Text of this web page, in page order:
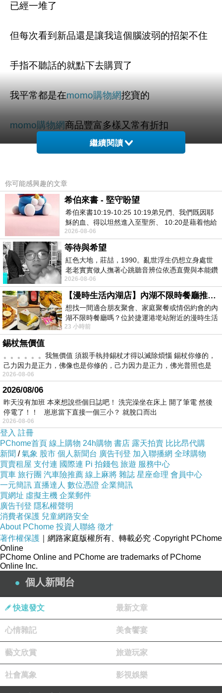
已經一堆了
但每次看到新品還是讓我這個腦波弱的招架不住
手指不聽話的就點下去購買了
我平常都是在momo購物網挖寶的
momo購物網商品豐富多樣又常有折扣
讓我這個愛亂買的人又多了一個敗家的地方
我這次買的也超大推的是這款
光燦美肌水凝霜50gm
我一收到就迫不及待的試用
【UNITEC彤妍】瓷花光燦美肌水凝霜50gm果然沒有讓我
失望
馬上成為我的愛用名單之一
這款【UNITEC彤妍】瓷花光燦美肌水凝霜50gm也是超
多部落客大推CP值超高的好物
不囉嗦，馬上提供網址讓你看看
【UNITEC彤妍】瓷花光燦美肌水凝霜50gm
商品網址:
http://www.momoshop.com.tw/goods/GoodsDet
繼續閱讀
你可能感興趣的文章
希伯來書 - 堅守盼望
希伯來書10:19-10:25 10:19弟兄們、我們既因耶
穌的血、得以坦然進入至聖所、 10:20是藉着他給
我們開了一條又新又活的路從幔子經過
2026-08-06
等待與希望
紅色大地，莊喆，1990。亂世浮生仍想立身處世
老老實實做人撫著心跳聽音辨位依憑直覺與本能鑽
向裂隙的亮處探索另一個心聲另一個共鳴的
2026-08-06
【漫時生活內湖店】內湖不限時餐廳推薦｜捷運港墘站美食，聚餐、約會、家庭聚會首選，正餐甜點一次滿足
想找一間適合朋友聚會、家庭聚餐或情侶約會的內
湖不限時餐廳嗎？位於捷運港墘站附近的漫時生活
內湖店，從捷運站步行約4分鐘即可抵
23 小時前
錫杖無價值
。。。。。。我無價值 須親手執持錫杖才得以滅除煩惱 錫杖你修的，
己力因力是正力，佛像也是你修的，己力因力是正力，佛光普照也是
2026-08-06
2026/08/06
昨天沒有加班 本來想說些個日誌吧！ 洗完澡坐在床上 開了筆電 然後
停電了！！ 崽崽當下直接一個三小？ 就脫口而出
2026-08-06
登入 註冊
PChome首頁 線上購物 24h購物 書店 露天拍賣 比比昂代購
新聞 /氣象 股市 個人新聞台 廣告刊登 加入聯播網 全球購物
買賣租屋 支付連 國際連 Pi 拍錢包 旅遊 服務中心
買車 旅行團 汽車險推薦 線上麻將 雜誌 星座命理 會員中心
一元簡訊 直播達人 數位憑證 企業簡訊
買網址 虛擬主機 企業郵件
廣告刊登 隱私權聲明
消費者保護 兒童網路安全
About PChome 投資人聯絡 徵才
著作權保護 ｜網路家庭版權所有、轉載必究 ‧Copyright PChome
Online
PChome Online and PChome are trademarks of PChome
Online Inc.
個人新聞台
快速發文 最新文章
心情雜記 美食饗宴
藝文欣賞 旅遊玩家
社會萬象 影視娛樂